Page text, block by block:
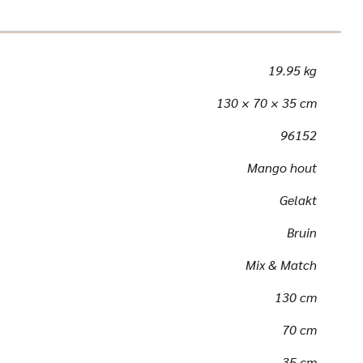
19.95 kg
130 × 70 × 35 cm
96152
Mango hout
Gelakt
Bruin
Mix & Match
130 cm
70 cm